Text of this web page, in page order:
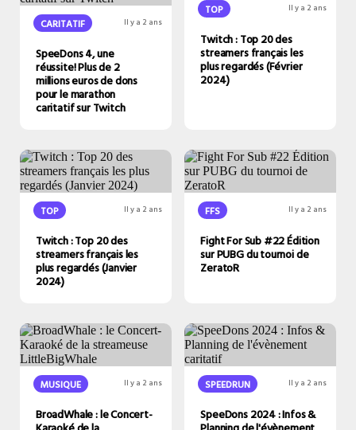
CARITATIF Il y a 2 ans
SpeeDons 4, une
réussite! Plus de 2
millions euros de dons
pour le marathon
caritatif sur Twitch
TOP Il y a 2 ans
Twitch : Top 20 des
streamers français les
plus regardés (Février
2024)
TOP Il y a 2 ans
Twitch : Top 20 des
streamers français les
plus regardés (Janvier
2024)
FFS Il y a 2 ans
Fight For Sub #22 Édition
sur PUBG du tournoi de
ZeratoR
MUSIQUE Il y a 2 ans
BroadWhale : le Concert-
SPEEDRUN Il y a 2 ans
SpeeDons 2024 : Infos &